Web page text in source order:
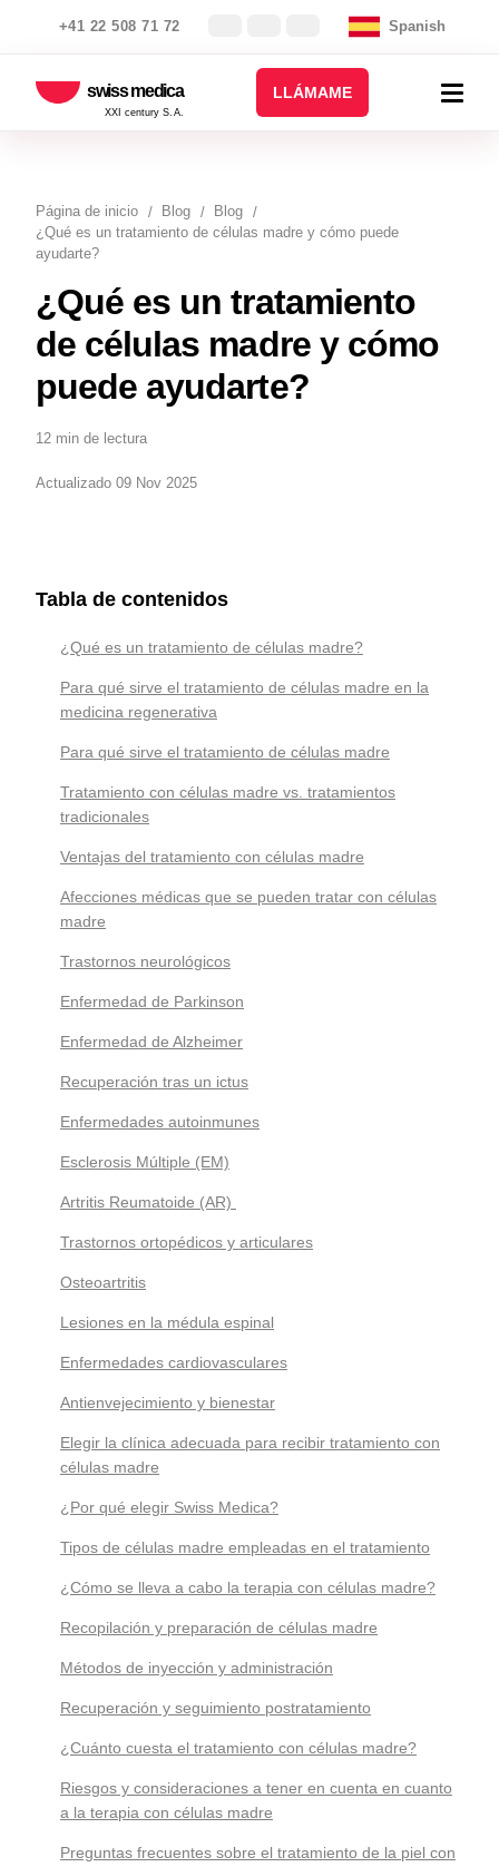
+41 22 508 71 72 Spanish
swiss medica
XXI century S.A.
LLÁMAME
Página de inicio Blog
Blog
¿Qué es un tratamiento de células madre y cómo puede
ayudarte?
¿Qué es un tratamiento
de células madre y cómo
puede ayudarte?
12 min de lectura
Actualizado 09 Nov 2025
Tabla de contenidos
¿Qué es un tratamiento de células madre?
Para qué sirve el tratamiento de células madre en la
medicina regenerativa
Para qué sirve el tratamiento de células madre
Tratamiento con células madre vs. tratamientos
tradicionales
Ventajas del tratamiento con células madre
Afecciones médicas que se pueden tratar con células
madre
Trastornos neurológicos
Enfermedad de Parkinson
Enfermedad de Alzheimer
Recuperación tras un ictus
Enfermedades autoinmunes
Esclerosis Múltiple (EM)
Artritis Reumatoide (AR)
Trastornos ortopédicos y articulares
Osteoartritis
Lesiones en la médula espinal
Enfermedades cardiovasculares
Antienvejecimiento y bienestar
Elegir la clínica adecuada para recibir tratamiento con
células madre
¿Por qué elegir Swiss Medica?
Tipos de células madre empleadas en el tratamiento
¿Cómo se lleva a cabo la terapia con células madre?
Recopilación y preparación de células madre
Métodos de inyección y administración
Recuperación y seguimiento postratamiento
¿Cuánto cuesta el tratamiento con células madre?
Riesgos y consideraciones a tener en cuenta en cuanto
a la terapia con células madre
Preguntas frecuentes sobre el tratamiento de la piel con